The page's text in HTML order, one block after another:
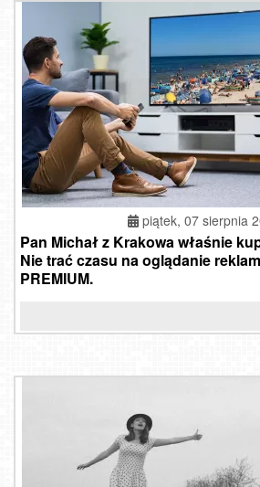
piątek, 07 sierpnia
Pan Michał z Krakowa właśnie
Nie trać czasu na oglądanie
PREMIUM.